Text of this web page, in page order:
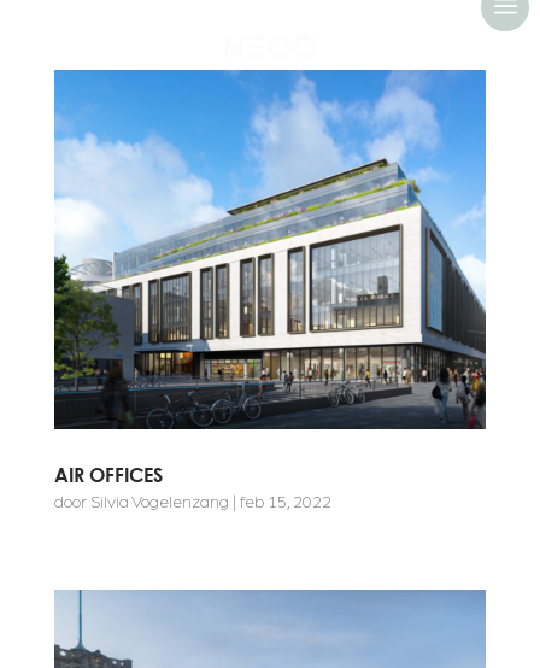
AIR OFFICES
door Silvia Vogelenzang feb 15, 2022